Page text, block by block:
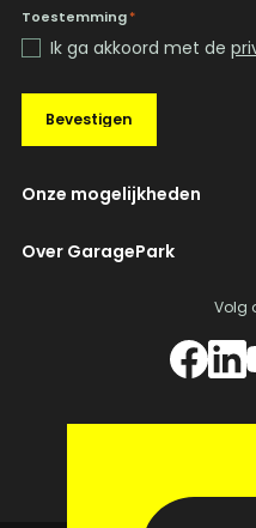
Toestemming*
Ik ga akkoord met de
Bevestigen
Onze mogelijkheden
Over GaragePark
Volg